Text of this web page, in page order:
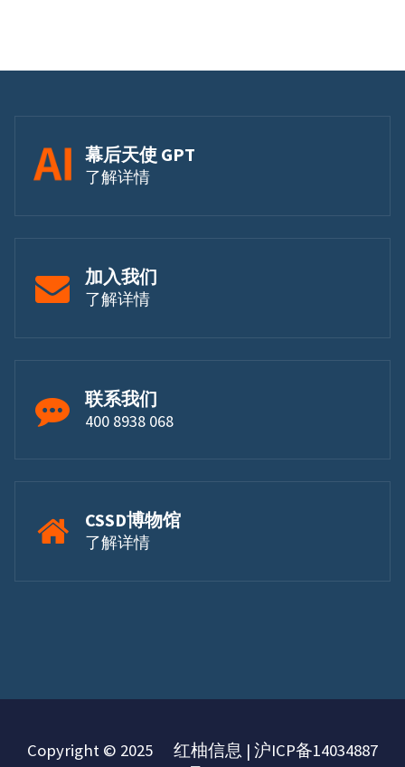
幕后天使 GPT
了解详情
加入我们
了解详情
联系我们
400 8938 068
CSSD博物馆
了解详情
Copyright © 2025 红柚信息 | 沪ICP备14034887